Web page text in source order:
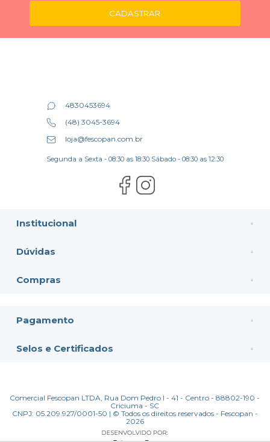
CADASTRAR
Institucional
Dúvidas
Compras
4830453694
(48) 3045-3694
loja@fescopan.com.br
Segunda a Sexta - 08:30 as 18:30 Sábado - 08:30 as 12:30
Pagamento
Selos e Certificados
Comercial Fescopan LTDA, Rua Dom Pedro I - 41 - Centro - 88802-190 -
Criciuma - SC
CNPJ: 05.209.927/0001-50 | © Todos os direitos reservados - Fescopan -
2026